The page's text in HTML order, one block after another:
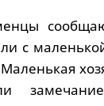
с